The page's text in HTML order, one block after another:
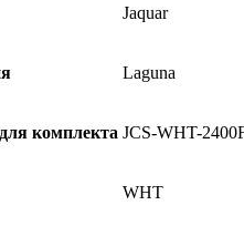
Jaquar
Laguna
комплекта JCS-WHT-
WHT